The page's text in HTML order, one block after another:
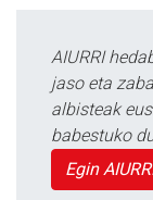
AIURRI
jaso eta
albisteak
babestuko
Egin